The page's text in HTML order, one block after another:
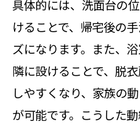
具体的には、洗面台の
けることで、帰宅後の
ズになります。また、
隣に設けることで、脱
しやすくなり、家族の
が可能です。こうした